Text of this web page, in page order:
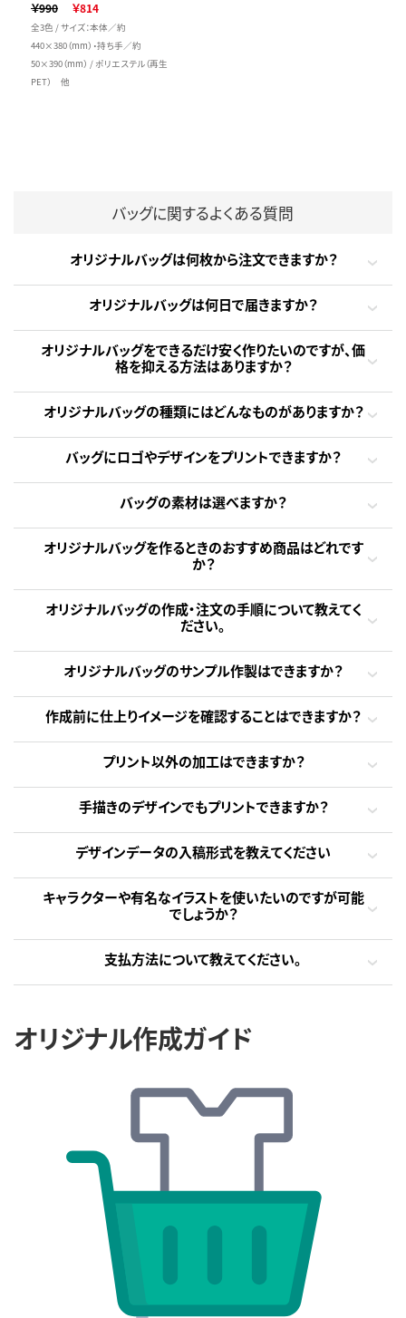
￥990 ￥814
全3色 / サイズ：本体／約
440×380（mm）・持ち手／約
50×390（mm） / ポリエステル（再生
PET） 他
バッグに関するよくある質問
オリジナルバッグは何枚から注文できますか？
オリジナルバッグは何日で届きますか？
オリジナルバッグをできるだけ安く作りたいのですが、価
格を抑える方法はありますか？
オリジナルバッグの種類にはどんなものがありますか？
バッグにロゴやデザインをプリントできますか？
バッグの素材は選べますか？
オリジナルバッグを作るときのおすすめ商品はどれです
か？
オリジナルバッグの作成・注文の手順について教えてく
ださい。
オリジナルバッグのサンプル作製はできますか？
作成前に仕上りイメージを確認することはできますか？
プリント以外の加工はできますか？
手描きのデザインでもプリントできますか？
デザインデータの入稿形式を教えてください
キャラクターや有名なイラストを使いたいのですが可能
でしょうか？
支払方法について教えてください。
オリジナル作成ガイド